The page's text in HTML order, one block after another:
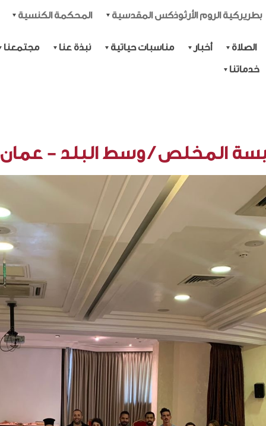
بطريركية الروم الأرثوذكس المقدسية المحكمة الكنسية
الصلاة أخبار مناسبات حياتية نبذة عنا مجتمعنا
خدماتنا
المخلص / وسط البلد - عمان